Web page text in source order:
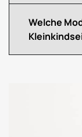
Welche